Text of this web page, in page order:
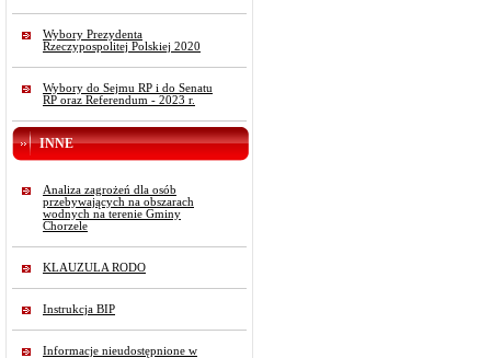
Wybory Prezydenta
Rzeczypospolitej Polskiej 2020
Wybory do Sejmu RP i do Senatu
RP oraz Referendum - 2023 r.
INNE
Analiza zagrożeń dla osób
przebywających na obszarach
wodnych na terenie Gminy
Chorzele
KLAUZULA RODO
Instrukcja BIP
Informacje nieudostępnione w